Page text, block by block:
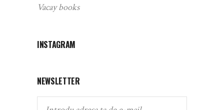
Vacay books
INSTAGRAM
NEWSLETTER